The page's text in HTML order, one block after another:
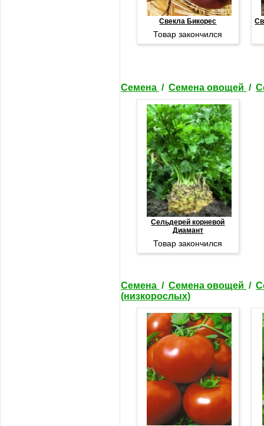
Свекла Бикорес
Товар закончился
Семена / Семена овощей /
Сельдерей корневой
Диамант
Товар закончился
Семена / Семена овощей /
(низкорослых)